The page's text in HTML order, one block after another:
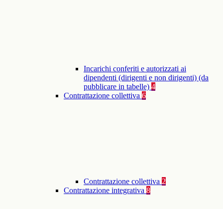
Incarichi conferiti e autorizzati ai
dipendenti (dirigenti e non dirigenti) (da
pubblicare in tabelle) 4
Contrattazione collettiva 6
Contrattazione collettiva 2
Contrattazione integrativa 8